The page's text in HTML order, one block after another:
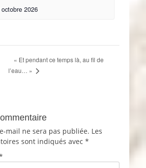
2026
« Et pendant ce temps là, au fil de
l’eau… »
mail ne sera pas publiée. Les
sont indiqués avec *